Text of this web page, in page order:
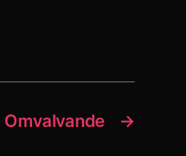
→
Omvalvande